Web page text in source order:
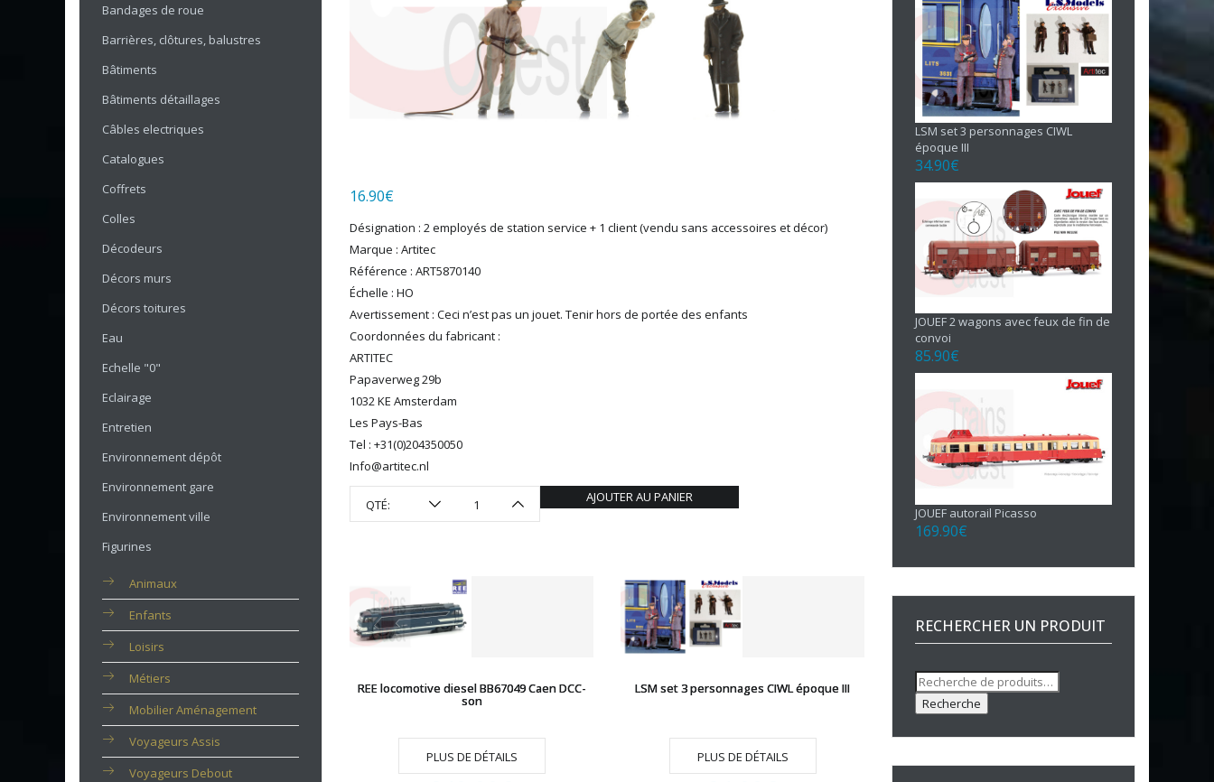
Bandages de roue
Barrières, clôtures, balustres
Bâtiments
Bâtiments détaillages
Câbles electriques
Catalogues
Coffrets
Colles
Décodeurs
Décors murs
Décors toitures
Eau
Echelle "0"
Eclairage
Entretien
Environnement dépôt
Environnement gare
Environnement ville
Figurines
Animaux
Enfants
Loisirs
Métiers
Mobilier Aménagement
Voyageurs Assis
Voyageurs Debout
16.90€
Désignation : 2 employés de station service + 1 client (vendu sans accessoires et décor)
Marque : Artitec
Référence : ART5870140
Échelle : HO
Avertissement : Ceci n’est pas un jouet. Tenir hors de portée des enfants
Coordonnées du fabricant :
ARTITEC
Papaverweg 29b
1032 KE Amsterdam
Les Pays-Bas
Tel : +31(0)204350050
Info@artitec.nl
QTÉ: AJOUTER AU PANIER
REE locomotive diesel BB67049 Caen DCC-
son
PLUS DE DÉTAILS
LSM set 3 personnages CIWL époque III
PLUS DE DÉTAILS
LSM set 3 personnages CIWL
époque III
34.90€
JOUEF 2 wagons avec feux de fin de
convoi
85.90€
JOUEF autorail Picasso
169.90€
RECHERCHER UN PRODUIT
Recherche
pour :
Recherche